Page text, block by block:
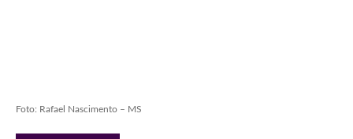
Foto: Rafael Nascimento – MS